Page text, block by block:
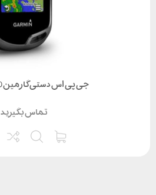
جی پی اس دستی گارمین Oregon750
تماس بگیرید